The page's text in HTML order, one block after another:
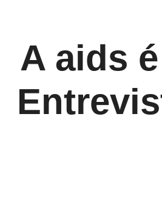
A aids